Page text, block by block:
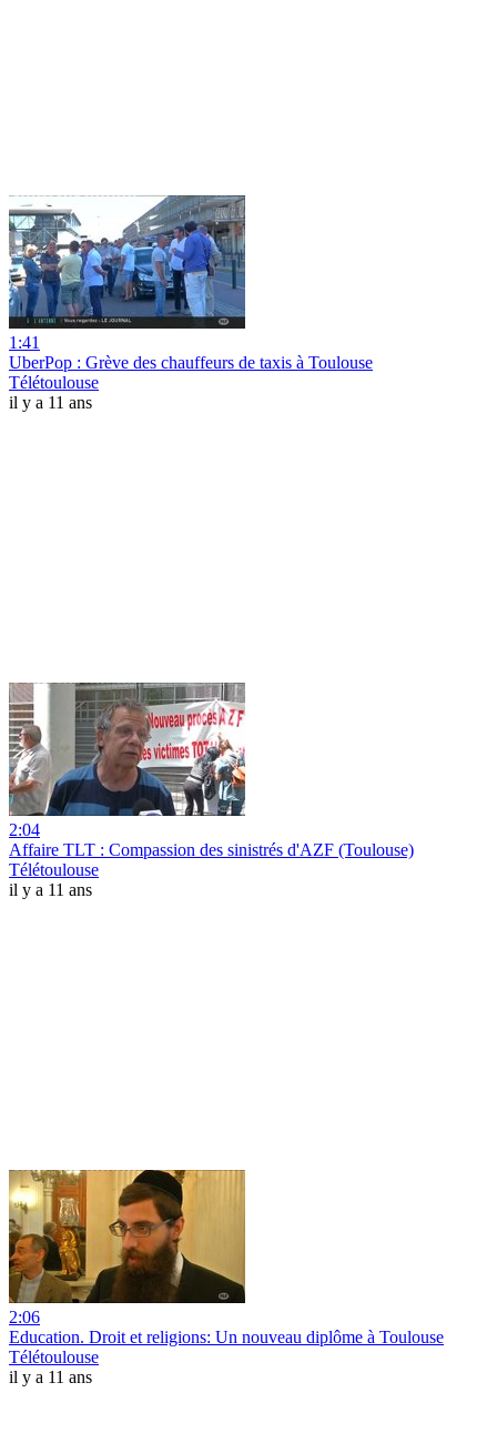
1:41
UberPop : Grève des chauffeurs de taxis à Toulouse
Télétoulouse
il y a 11 ans
2:04
Affaire TLT : Compassion des sinistrés d'AZF (Toulouse)
Télétoulouse
il y a 11 ans
2:06
Education. Droit et religions: Un nouveau diplôme à Toulouse
Télétoulouse
il y a 11 ans